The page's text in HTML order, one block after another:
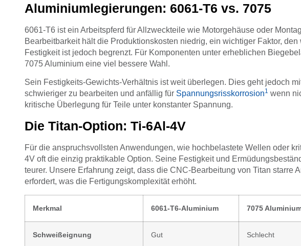
Aluminiumlegierungen: 6061-T6 vs. 7075
6061-T6 ist ein Arbeitspferd für Allzweckteile wie Motorgehäuse oder
Bearbeitbarkeit hält die Produktionskosten niedrig, ein wichtiger Faktor,
Festigkeit ist jedoch begrenzt. Für Komponenten unter erheblichen
7075 Aluminium eine viel bessere Wahl.
Sein Festigkeits-Gewichts-Verhältnis ist weit überlegen. Dies geht jedoch
schwieriger zu bearbeiten und anfällig für Spannungsrisskorrosion1 wenn
kritische Überlegung für Teile unter konstanter Spannung.
Die Titan-Option: Ti-6Al-4V
Für die anspruchsvollsten Anwendungen, wie hochbelastete Wellen oder
4V oft die einzig praktikable Option. Seine Festigkeit und
teurer. Unsere Erfahrung zeigt, dass die CNC-Bearbeitung von Titan starre
erfordert, was die Fertigungskomplexität erhöht.
Merkmal 6061-T6-Aluminium 7075
Schweißeignung Gut Schlecht